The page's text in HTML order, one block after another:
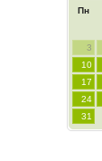
Пн
3
10
17
24
31